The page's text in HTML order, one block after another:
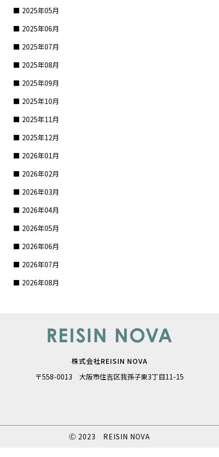
2025年05月
2025年06月
2025年07月
2025年08月
2025年09月
2025年10月
2025年11月
2025年12月
2026年01月
2026年02月
2026年03月
2026年04月
2026年05月
2026年06月
2026年07月
2026年08月
株式会社REISIN NOVA
〒558-0013 大阪市住吉区我孫子東3丁目11-15
Ⓒ 2023 REISIN NOVA